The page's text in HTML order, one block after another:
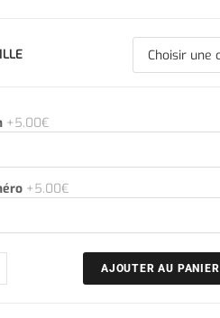
+5.00€
+5.00€
AJOUTER AU PANIER